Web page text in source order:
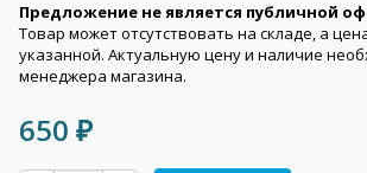
Предложение не является публичной
Товар может отсутствовать на складе, а
указанной. Актуальную цену и наличие
менеджера магазина.
650 ₽